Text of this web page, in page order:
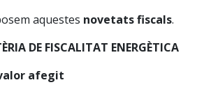
aquestes novetats fiscals.
DE FISCALITAT ENERGÈTICA
afegit